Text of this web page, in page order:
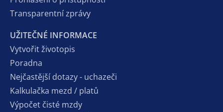
Transparentní zprávy
UŽITEČNÉ INFORMACE
Vytvořit životopis
Poradna
Nejčastější dotazy - uchazeči
Kalkulačka mezd / platů
Výpočet čisté mzdy